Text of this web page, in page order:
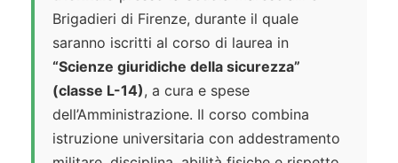
Brigadieri di Firenze, durante il quale
saranno iscritti al corso di laurea in
“Scienze giuridiche della sicurezza”
(classe L-14), a cura e spese
dell’Amministrazione. Il corso combina
istruzione universitaria con addestramento